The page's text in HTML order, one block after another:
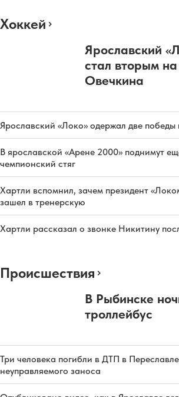
Хоккей
Ярославский
стал вторым
Овечкина
Ярославский «Локо» одержал две победы
В ярославской «Арене 2000» поднимут
чемпионский стяг
Хартли вспомнил, зачем президент
зашел в тренерскую
Хартли рассказал о звонке Никитину
Происшествия
В Рыбинске
троллейбус
Три человека погибли в ДТП в
неуправляемого заноса